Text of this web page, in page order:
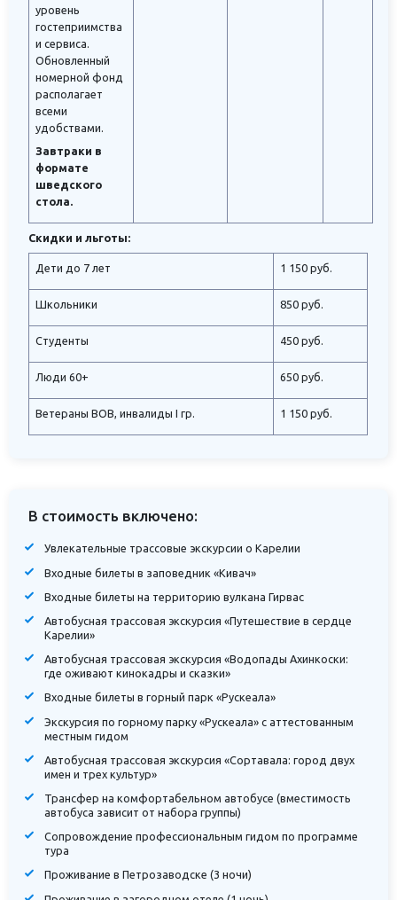
уровень
гостеприимства
и сервиса.
Обновленный
номерной фонд
располагает
всеми
удобствами.
Завтраки в
формате
шведского
стола.
Скидки и льготы:
Дети до 7 лет 1 150 руб.
Школьники 850 руб.
Студенты 450 руб.
Люди 60+ 650 руб.
Ветераны ВОВ, инвалиды I гр. 1 150 руб.
В стоимость включено:
Увлекательные трассовые экскурсии о Карелии
Входные билеты в заповедник «Кивач»
Входные билеты на территорию вулкана Гирвас
Автобусная трассовая экскурсия «Путешествие в сердце
Карелии»
Автобусная трассовая экскурсия «Водопады Ахинкоски:
где оживают кинокадры и сказки»
Входные билеты в горный парк «Рускеала»
Экскурсия по горному парку «Рускеала» с аттестованным
местным гидом
Автобусная трассовая экскурсия «Сортавала: город двух
имен и трех культур»
Трансфер на комфортабельном автобусе (вместимость
автобуса зависит от набора группы)
Сопровождение профессиональным гидом по программе
тура
Проживание в Петрозаводске (3 ночи)